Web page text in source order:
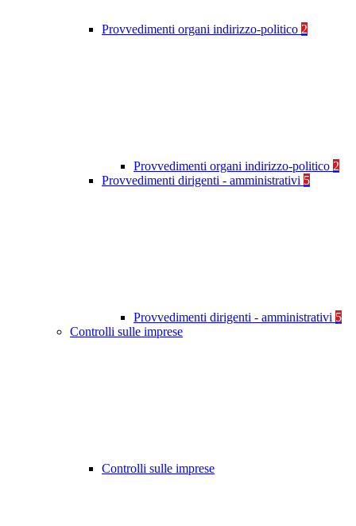
Provvedimenti organi indirizzo-politico 2
Provvedimenti organi indirizzo-politico 2
Provvedimenti dirigenti - amministrativi 5
Provvedimenti dirigenti - amministrativi 5
Controlli sulle imprese
Controlli sulle imprese